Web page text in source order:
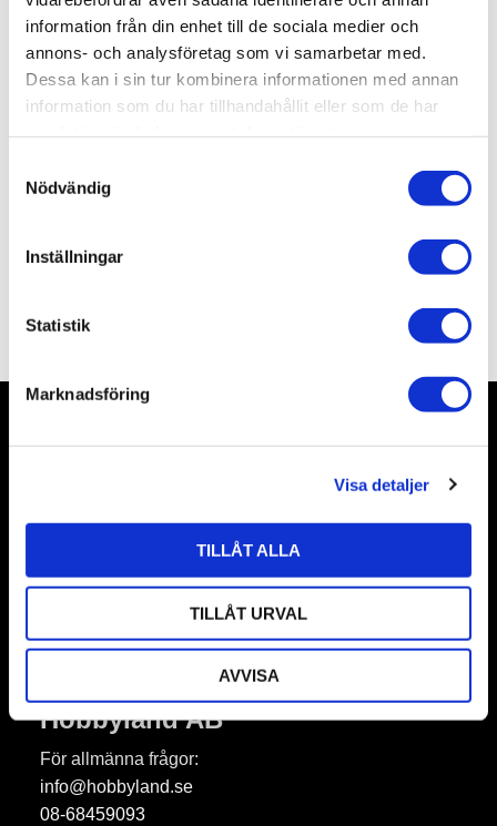
information från din enhet till de sociala medier och
annons- och analysföretag som vi samarbetar med.
Dessa kan i sin tur kombinera informationen med annan
information som du har tillhandahållit eller som de har
s
Nödvändig
Inställningar
Statistik
Marknadsföring
Visa detaljer
TILLÅT ALLA
TILLÅT URVAL
AVVISA
Leveranstid
skickas från oss inom 0-1 vardagar
Allmänt
Dina personuppgifter behandlas i enlighet med vår
Hobbyland AB
För allmänna frågor:
info@hobbyland.se
08-68459093